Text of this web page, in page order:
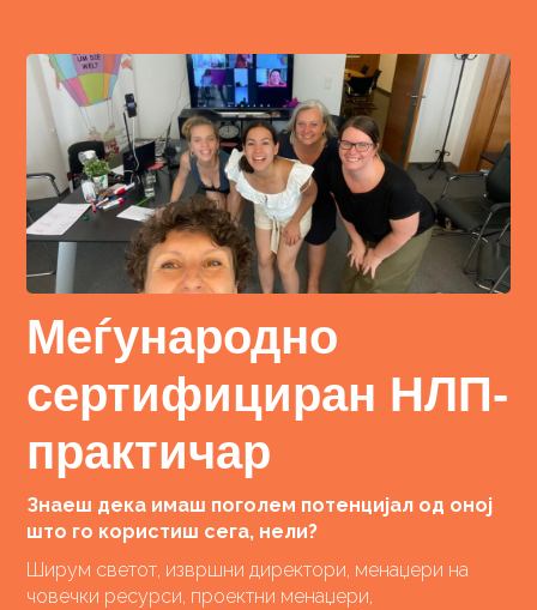
Меѓународно
сертифициран НЛП-
практичар
Знаеш дека имаш поголем потенцијал од оној
што го користиш сега, нели?
Ширум светот, извршни директори, менаџери на
човечки ресурси, проектни менаџери,